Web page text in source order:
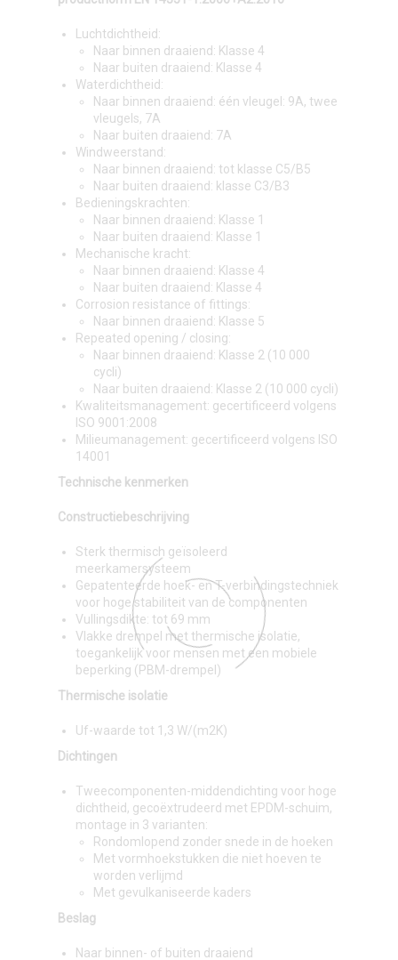
Luchtdichtheid:
Naar binnen draaiend: Klasse 4
Naar buiten draaiend: Klasse 4
Waterdichtheid:
Naar binnen draaiend: één vleugel: 9A, twee
vleugels, 7A
Naar buiten draaiend: 7A
Windweerstand:
Naar binnen draaiend: tot klasse C5/B5
Naar buiten draaiend: klasse C3/B3
Bedieningskrachten:
Naar binnen draaiend: Klasse 1
Naar buiten draaiend: Klasse 1
Mechanische kracht:
Naar binnen draaiend: Klasse 4
Naar buiten draaiend: Klasse 4
Corrosion resistance of fittings:
Naar binnen draaiend: Klasse 5
Repeated opening / closing:
Naar binnen draaiend: Klasse 2 (10 000
cycli)
Naar buiten draaiend: Klasse 2 (10 000 cycli)
Kwaliteitsmanagement: gecertificeerd volgens
ISO 9001:2008
Milieumanagement: gecertificeerd volgens ISO
14001
Technische kenmerken
Constructiebeschrijving
Sterk thermisch geïsoleerd
meerkamersysteem
Gepatenteerde hoek- en T-verbindingstechniek
voor hoge stabiliteit van de componenten
Vullingsdikte: tot 69 mm
Vlakke drempel met thermische isolatie,
toegankelijk voor mensen met een mobiele
beperking (PBM-drempel)
Thermische isolatie
Uf-waarde tot 1,3 W/(m2K)
Dichtingen
Tweecomponenten-middendichting voor hoge
dichtheid, gecoëxtrudeerd met EPDM-schuim,
montage in 3 varianten:
Rondomlopend zonder snede in de hoeken
Met vormhoekstukken die niet hoeven te
worden verlijmd
Met gevulkaniseerde kaders
Beslag
Naar binnen- of buiten draaiend